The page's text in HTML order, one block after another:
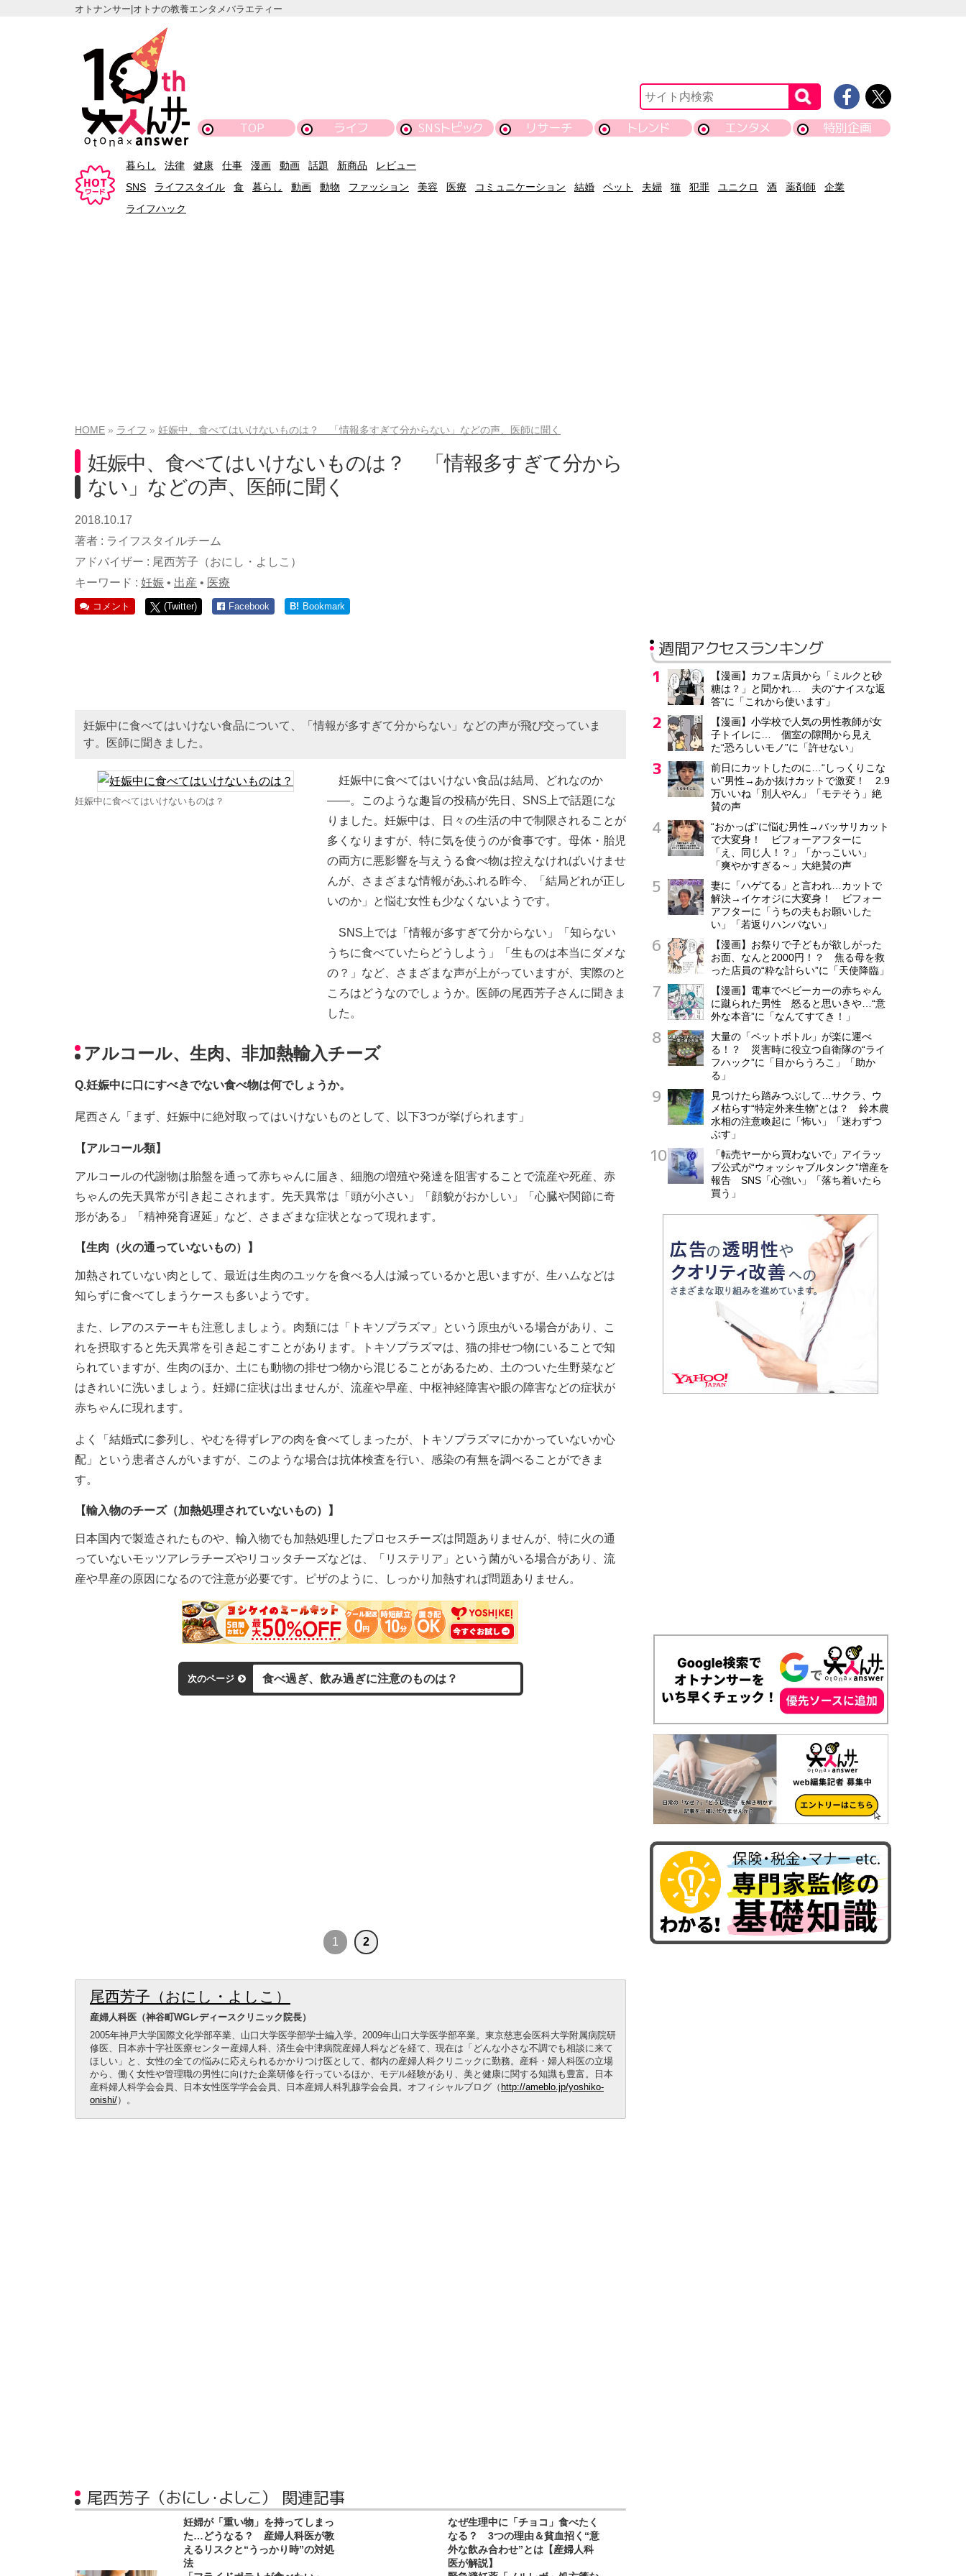
オトナンサー|オトナの教養エンタメバラエティー
TOP ライフ SNSトピック リサーチ トレンド エンタメ 特別企画
暮らし 法律 健康 仕事 漫画 動画 話題 新商品
レビュー
SNS
ライフスタイル 食 暮らし 動画 動物 ファッション 美容 医療 コミュニケーション 結婚 ペット 夫婦 猫 犯罪 ユニクロ 酒 薬剤師
企業
ライフハック
HOME ライフ 妊娠中、食べてはいけないものは？ 「情報多すぎて分からない」などの声、医師に聞く
妊娠中、食べてはいけないものは？ 「情報多すぎて分から
ない」などの声、医師に聞く
2018.10.17
著者 : ライフスタイルチーム
アドバイザー : 尾西芳子（おにし・よしこ）
キーワード : 妊娠 • 出産 • 医療
コメント (Twitter) Facebook B! Bookmark
妊娠中に食べてはいけない食品について、「情報が多すぎて分からない」などの声が飛び交っていま
す。医師に聞きました。
妊娠中に食べてはいけないものは？
妊娠中に食べてはいけない食品は結局、どれなのか
――。このような趣旨の投稿が先日、SNS上で話題にな
りました。妊娠中は、日々の生活の中で制限されることが
多くなりますが、特に気を使うのが食事です。母体・胎児
の両方に悪影響を与えうる食べ物は控えなければいけませ
んが、さまざまな情報があふれる昨今、「結局どれが正し
いのか」と悩む女性も少なくないようです。
SNS上では「情報が多すぎて分からない」「知らない
うちに食べていたらどうしよう」「生ものは本当にダメな
の？」など、さまざまな声が上がっていますが、実際のと
ころはどうなのでしょうか。医師の尾西芳子さんに聞きま
した。
アルコール、生肉、非加熱輸入チーズ
Q.妊娠中に口にすべきでない食べ物は何でしょうか。
尾西さん「まず、妊娠中に絶対取ってはいけないものとして、以下3つが挙げられます」
【アルコール類】
アルコールの代謝物は胎盤を通って赤ちゃんに届き、細胞の増殖や発達を阻害することで流産や死産、赤
ちゃんの先天異常が引き起こされます。先天異常は「頭が小さい」「顔貌がおかしい」「心臓や関節に奇
形がある」「精神発育遅延」など、さまざまな症状となって現れます。
【生肉（火の通っていないもの）】
加熱されていない肉として、最近は生肉のユッケを食べる人は減っているかと思いますが、生ハムなどは
知らずに食べてしまうケースも多いようです。
また、レアのステーキも注意しましょう。肉類には「トキソプラズマ」という原虫がいる場合があり、こ
れを摂取すると先天異常を引き起こすことがあります。トキソプラズマは、猫の排せつ物にいることで知
られていますが、生肉のほか、土にも動物の排せつ物から混じることがあるため、土のついた生野菜など
はきれいに洗いましょう。妊婦に症状は出ませんが、流産や早産、中枢神経障害や眼の障害などの症状が
赤ちゃんに現れます。
よく「結婚式に参列し、やむを得ずレアの肉を食べてしまったが、トキソプラズマにかかっていないか心
配」という患者さんがいますが、このような場合は抗体検査を行い、感染の有無を調べることができま
す。
【輸入物のチーズ（加熱処理されていないもの）】
日本国内で製造されたものや、輸入物でも加熱処理したプロセスチーズは問題ありませんが、特に火の通
っていないモッツアレラチーズやリコッタチーズなどは、「リステリア」という菌がいる場合があり、流
産や早産の原因になるので注意が必要です。ピザのように、しっかり加熱すれば問題ありません。
次のページ 食べ過ぎ、飲み過ぎに注意のものは？
1 2
尾西芳子（おにし・よしこ）
産婦人科医（神谷町WGレディースクリニック院長）
2005年神戸大学国際文化学部卒業、山口大学医学部学士編入学。2009年山口大学医学部卒業。東京慈恵会医科大学附属病院研
修医、日本赤十字社医療センター産婦人科、済生会中津病院産婦人科などを経て、現在は「どんな小さな不調でも相談に来て
ほしい」と、女性の全ての悩みに応えられるかかりつけ医として、都内の産婦人科クリニックに勤務。産科・婦人科医の立場
から、働く女性や管理職の男性に向けた企業研修を行っているほか、モデル経験があり、美と健康に関する知識も豊富。日本
産科婦人科学会会員、日本女性医学学会会員、日本産婦人科乳腺学会会員。オフィシャルブログ（ http://ameblo.jp/yoshiko-
onishi/）。
尾西芳子（おにし・よしこ） 関連記事
妊婦が「重い物」を持ってしまっ
た…どうなる？ 産婦人科医が教
えるリスクと“うっかり時”の対処
法
なぜ生理中に「チョコ」食べたく
なる？ 3つの理由＆貧血招く“意
外な飲み合わせ”とは【産婦人科
医が解説】
週間アクセスランキング
【漫画】カフェ店員から「ミルクと砂
糖は？」と聞かれ… 夫の“ナイスな返
答”に「これから使います」
【漫画】小学校で人気の男性教師が女
子トイレに… 個室の隙間から見え
た“恐ろしいモノ”に「許せない」
前日にカットしたのに…“しっくりこな
い”男性→あか抜けカットで激変！ 2.9
万いいね「別人やん」「モテそう」絶
賛の声
“おかっぱ”に悩む男性→バッサリカット
で大変身！ ビフォーアフターに
「え、同じ人！？」「かっこいい」
「爽やかすぎる～」大絶賛の声
妻に「ハゲてる」と言われ…カットで
解決→イケオジに大変身！ ビフォー
アフターに「うちの夫もお願いした
い」「若返りハンパない」
【漫画】お祭りで子どもが欲しがった
お面、なんと2000円！？ 焦る母を救
った店員の“粋な計らい”に「天使降臨」
【漫画】電車でベビーカーの赤ちゃん
に蹴られた男性 怒ると思いきや…“意
外な本音”に「なんてすてき！」
大量の「ペットボトル」が楽に運べ
る！？ 災害時に役立つ自衛隊の“ライ
フハック”に「目からうろこ」「助か
る」
見つけたら踏みつぶして…サクラ、ウ
メ枯らす“特定外来生物”とは？ 鈴木農
水相の注意喚起に「怖い」「迷わずつ
ぶす」
「転売ヤーから買わないで」アイラッ
プ公式が“ウォッシャブルタンク”増産を
報告 SNS「心強い」「落ち着いたら
買う」